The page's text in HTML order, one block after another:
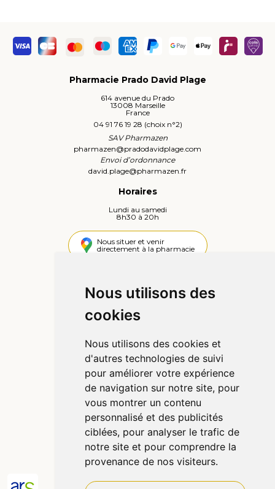
Nous utilisons des
cookies
Nous utilisons des cookies et
d'autres technologies de suivi
pour améliorer votre expérience
de navigation sur notre site, pour
vous montrer un contenu
personnalisé et des publicités
ciblées, pour analyser le trafic de
notre site et pour comprendre la
provenance de nos visiteurs.
Pharmacie Prado David Plage
614 avenue du Prado
13008 Marseille
France
04 91 76 19 28 (choix n°2)
SAV Pharmazen
pharmazen@pradodavidplage.com
Envoi d’ordonnance
david.plage@pharmazen.fr
Horaires
Lundi au samedi
8h30 à 20h
Nous situer et venir
directement à la pharmacie
Informations
Qui sommes-nous ?
Poser une question
Déclarer un effet indésirable
Mentions légales
Données personnelles
Préférences Cookies